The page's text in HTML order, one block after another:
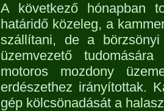
A következő hónapban
határidő közeleg, a
szállítani, de a
üzemvezető
motoros mozdony
erdészethez irányítottak.
gép kölcsönadását a